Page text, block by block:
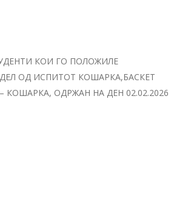
КОИ ГО ПОЛОЖИЛЕ
ОД ИСПИТОТ КОШАРКА,БАСКЕТ
КОШАРКА, ОДРЖАН НА ДЕН 02.02.2026